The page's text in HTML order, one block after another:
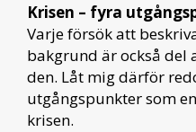
Krisen – fyra
Varje försök att
bakgrund är också del
den. Låt mig därför
utgångspunkter som
krisen.